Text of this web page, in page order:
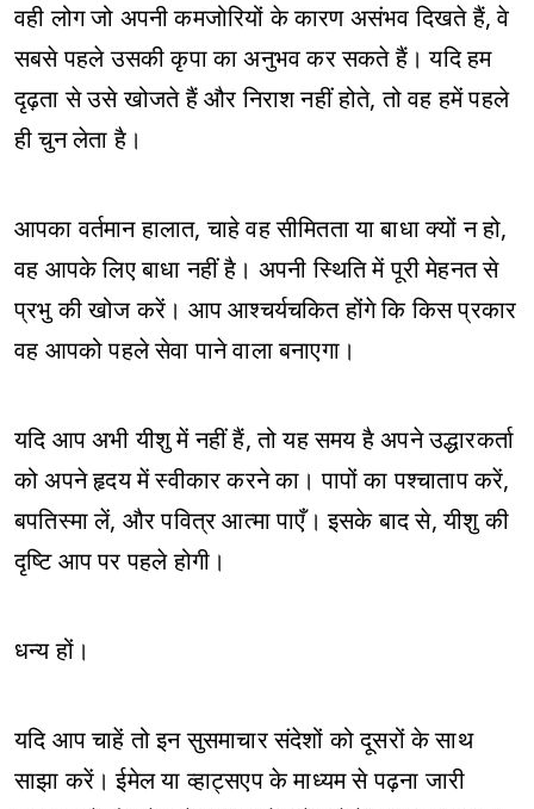
वही लोग जो अपनी कमजोरियों के कारण असंभव दिखते हैं, वे
सबसे पहले उसकी कृपा का अनुभव कर सकते हैं। यदि हम
दृढ़ता से उसे खोजते हैं और निराश नहीं होते, तो वह हमें पहले
ही चुन लेता है।
आपका वर्तमान हालात, चाहे वह सीमितता या बाधा क्यों न हो,
वह आपके लिए बाधा नहीं है। अपनी स्थिति में पूरी मेहनत से
प्रभु की खोज करें। आप आश्चर्यचकित होंगे कि किस प्रकार
वह आपको पहले सेवा पाने वाला बनाएगा।
यदि आप अभी यीशु में नहीं हैं, तो यह समय है अपने उद्धारकर्ता
को अपने हृदय में स्वीकार करने का। पापों का पश्चाताप करें,
बपतिस्मा लें, और पवित्र आत्मा पाएँ। इसके बाद से, यीशु की
दृष्टि आप पर पहले होगी।
धन्य हों।
यदि आप चाहें तो इन सुसमाचार संदेशों को दूसरों के साथ
साझा करें। ईमेल या व्हाट्सएप के माध्यम से पढ़ना जारी